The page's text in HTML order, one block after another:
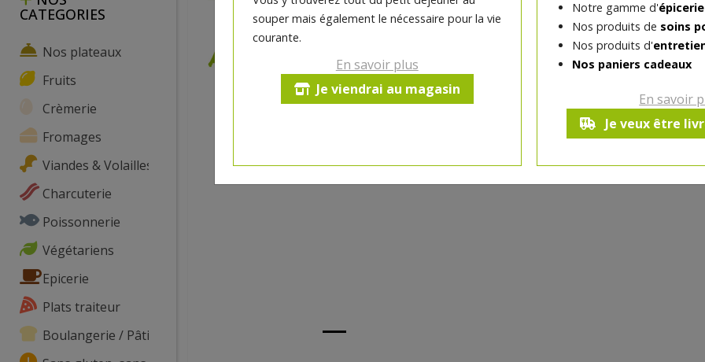
CATEGORIES
Nos plateaux
Fruits
Crèmerie
Fromages
Viandes & Volailles
Charcuterie
Poissonnerie
Végétariens
Epicerie
Plats traiteur
Boulangerie / Pâtisserie
souper mais également le nécessaire pour la vie
courante.
En savoir plus
Je viendrai au magasin
Notre gamme d'
Nos produits de soins
Nos produits d'
Nos paniers cadeaux
En savoir
Je veux être
1 pc +